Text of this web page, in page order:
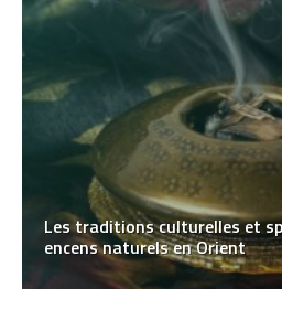
Les traditions culturelles et
encens naturels en Orient